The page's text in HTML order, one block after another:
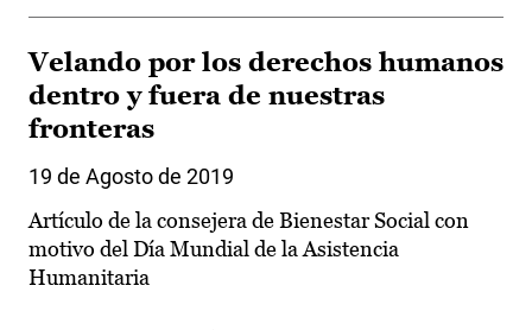
Velando por los derechos humanos
dentro y fuera de nuestras
fronteras
19 de Agosto de 2019
Artículo de la consejera de Bienestar Social con
motivo del Día Mundial de la Asistencia
Humanitaria